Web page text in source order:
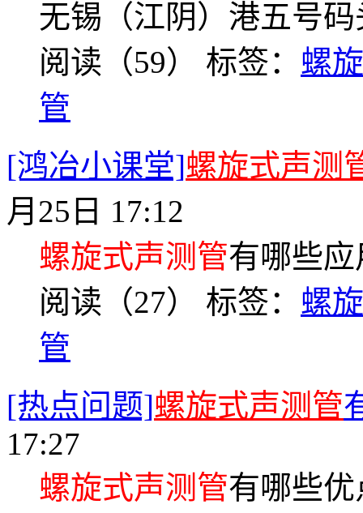
无锡（江阴）港五号
阅读（59） 标签： 螺
管
[鸿冶小课堂]螺旋式声测
月25日 17:12
螺旋式声测管有哪些
阅读（27） 标签： 螺
管
[热点问题]螺旋式声测管
17:27
螺旋式声测管有哪些优